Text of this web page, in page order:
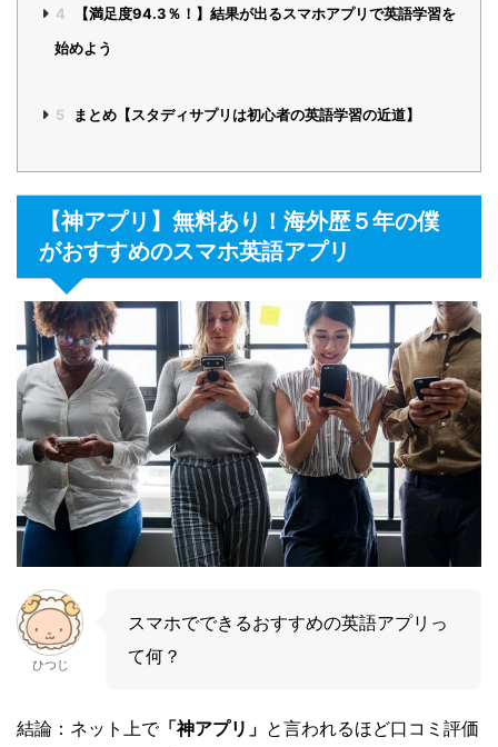
4
【満足度94.3％！】結果が出るスマホアプリで英語学習を
始めよう
5 まとめ【スタディサプリは初心者の英語学習の近道】
【神アプリ】無料あり！海外歴５年の僕
がおすすめのスマホ英語アプリ
ひつじ
スマホでできるおすすめの英語アプリっ
て何？
結論：ネット上で「神アプリ」 と言われるほど口コミ評価